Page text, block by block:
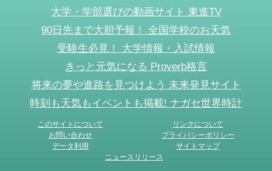
大学・学部選びの動画サイト 東進TV
90日先まで大胆予報！ 全国学校のお天気
受験生必見！ 大学情報・入試情報
きっと元気になる Proverb格言
将来の夢や進路を見つけよう 未来発見サイト
時刻も天気もイベントも掲載! ナガセ世界時計
このサイトについて
リンクについて
お問い合わせ
プライバシーポリシー
データ利用
サイトマップ
ニュースリリース